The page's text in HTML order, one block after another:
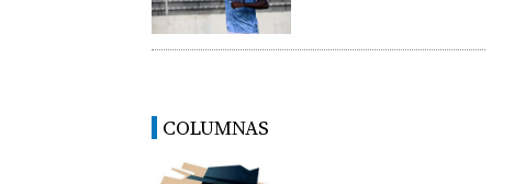
COLUMNAS